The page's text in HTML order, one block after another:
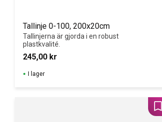
Tallinje 0-100, 200x20cm
Tallinjerna är gjorda i en robust
plastkvalité.
245,00 kr
I lager